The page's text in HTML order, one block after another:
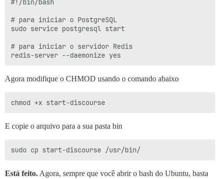
#!/bin/bash
# para iniciar o PostgreSQL
sudo service postgresql start
# para iniciar o servidor Redis
Agora modifique o CHMOD usando o comando abaixo
E copie o arquivo para a sua pasta bin
Está feito. Agora, sempre que você abrir o bash do Ubuntu, basta